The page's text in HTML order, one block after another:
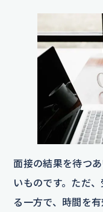
面接の結果を待つ
いものです。ただ
る一方で、時間を